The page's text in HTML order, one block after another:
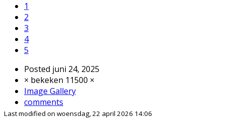
1
2
3
4
5
Posted juni 24, 2025
× bekeken 11500 ×
Image Gallery
comments
Last modified on woensdag, 22 april 2026 14:06